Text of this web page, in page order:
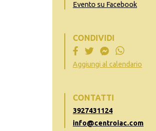
Evento su Facebook
CONDIVIDI
Aggiungi al calendario
CONTATTI
3927431124
info@centroiac.com